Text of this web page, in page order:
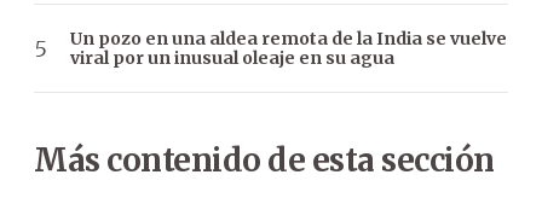
Un pozo en una aldea remota de la India se vuelve
viral por un inusual oleaje en su agua
Más contenido de esta sección